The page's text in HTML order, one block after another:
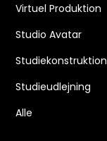
Virtuel Produktion
Studio Avatar
Studiekonstruktion
Studieudlejning
Alle